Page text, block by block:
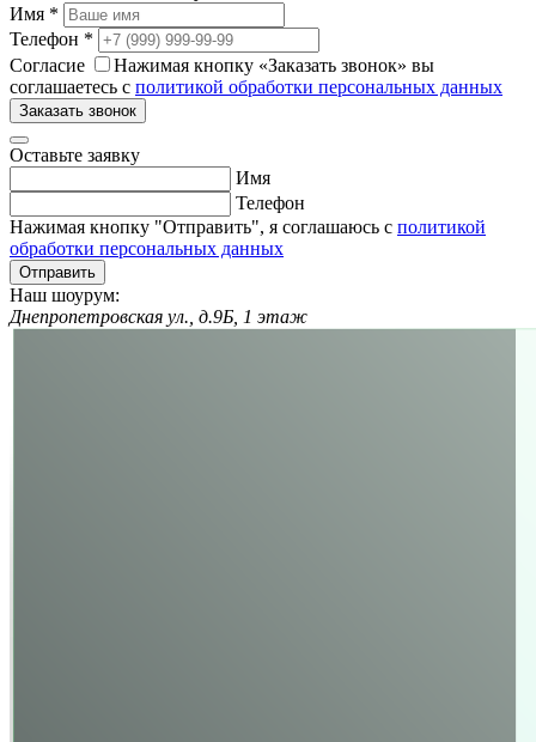
Имя *
Телефон *
Согласие
Нажимая кнопку «Заказать звонок» вы
соглашаетесь с политикой обработки персональных данных
Заказать звонок
Оставьте заявку
Имя
Телефон
Нажимая кнопку "Отправить", я соглашаюсь с политикой
обработки персональных данных
Отправить
Наш шоурум:
Днепропетровская ул., д.9Б, 1 этаж